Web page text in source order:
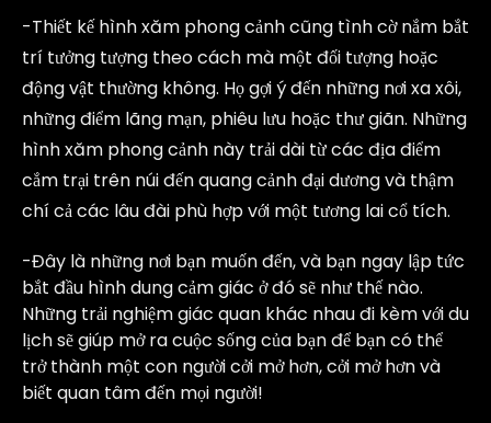
-Thiết kế hình xăm phong cảnh cũng tình cờ nắm bắt
trí tưởng tượng theo cách mà một đối tượng hoặc
động vật thường không. Họ gợi ý đến những nơi xa xôi,
những điểm lãng mạn, phiêu lưu hoặc thư giãn. Những
hình xăm phong cảnh này trải dài từ các địa điểm
cắm trại trên núi đến quang cảnh đại dương và thậm
chí cả các lâu đài phù hợp với một tương lai cổ tích.
-Đây là những nơi bạn muốn đến, và bạn ngay lập tức
bắt đầu hình dung cảm giác ở đó sẽ như thế nào.
Những trải nghiệm giác quan khác nhau đi kèm với du
lịch sẽ giúp mở ra cuộc sống của bạn để bạn có thể
trở thành một con người cởi mở hơn, cởi mở hơn và
biết quan tâm đến mọi người!